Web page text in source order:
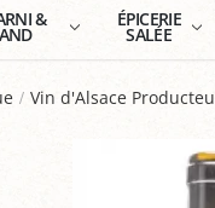
& ÉPICERIE
SALÉE
Vin d'Alsace